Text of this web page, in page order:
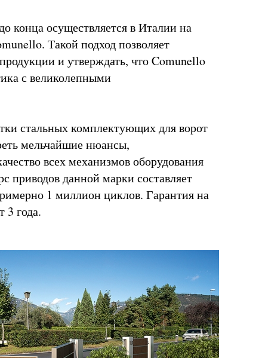
конца осуществляется в Италии на
Такой подход позволяет
и утверждать, что Comunello
с великолепными
стальных комплектующих для ворот
мельчайшие нюансы,
всех механизмов оборудования
приводов данной марки составляет
1 миллион циклов. Гарантия на
3 года.